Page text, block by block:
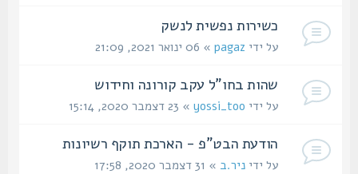
כשירות נפשית לנשק
על ידיpagaz» 06 ינואר 2021, 21:09
שהות בחו"ל עקב קורונה וחידוש
על ידיyossi_too» 23 דצמבר 2020, 15:14
הודעת הבט"פ - הארכת תוקף רשיונות
על ידיניר.ב» 31 דצמבר 2020, 17:58